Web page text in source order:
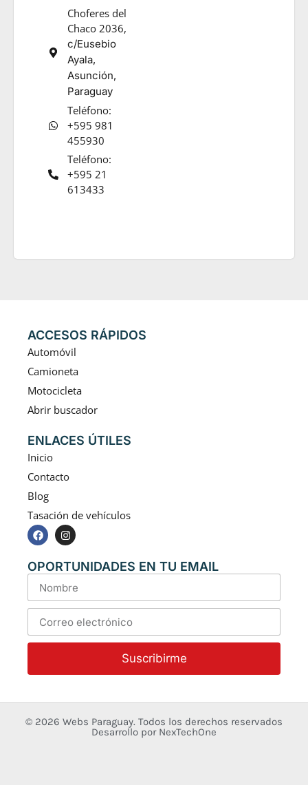
Choferes del
Chaco 2036,
c/Eusebio
Ayala,
Asunción,
Paraguay
Teléfono:
+595 981
455930
Teléfono:
+595 21
613433
ACCESOS RÁPIDOS
Automóvil
Camioneta
Motocicleta
Abrir buscador
ENLACES ÚTILES
Inicio
Contacto
Blog
Tasación de vehículos
OPORTUNIDADES EN TU EMAIL
Suscribirme
© 2026 Webs Paraguay. Todos los derechos reservados
Desarrollo por NexTechOne